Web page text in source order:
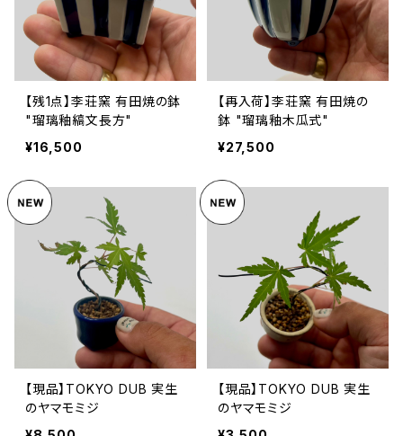
【残1点】李荘窯 有田焼の鉢
"瑠璃釉縞文長方"
¥16,500
【再入荷】李荘窯 有田焼の
鉢 "瑠璃釉木瓜式"
¥27,500
【現品】TOKYO DUB 実生
のヤマモミジ
【現品】TOKYO DUB 実生
のヤマモミジ